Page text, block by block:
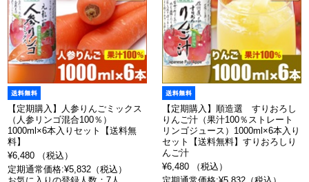
【定期購入】人参りんごミックス
（人参リンゴ混合100％）
1000ml×6本入りセット【送料無
料】
¥6,480 （税込）
定期通常価格:¥5,832（税込）
【定期購入】順造選 すりおろし
りんご汁（果汁100％ストレート
リンゴジュース）1000ml×6本入り
セット【送料無料】すりおろしり
んご汁
¥6,480 （税込）